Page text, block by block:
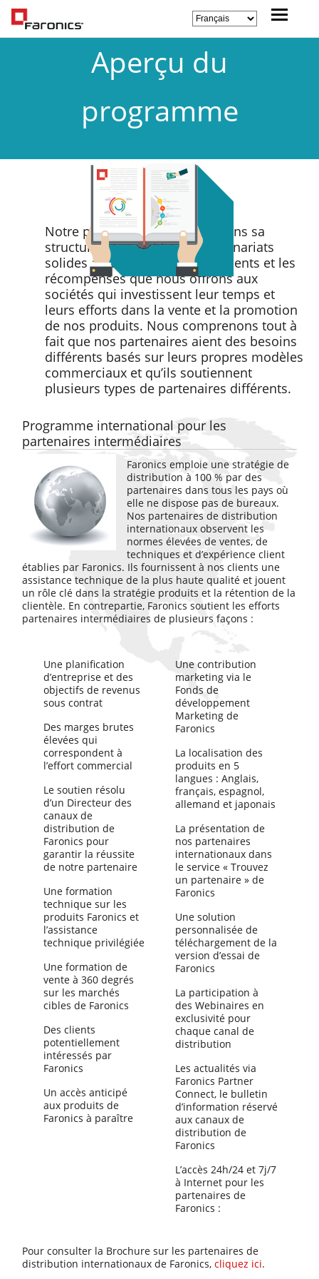
Aperçu du
programme
Notre programme est conçu dans sa
structure pour établir des partenariats
solides à travers les intéressements et les
récompenses que nous offrons aux
sociétés qui investissent leur temps et
leurs efforts dans la vente et la promotion
de nos produits. Nous comprenons tout à
fait que nos partenaires aient des besoins
différents basés sur leurs propres modèles
commerciaux et qu’ils soutiennent
plusieurs types de partenaires différents.
Programme international pour les
partenaires intermédiaires
Faronics emploie une stratégie de
distribution à 100 % par des
partenaires dans tous les pays où
elle ne dispose pas de bureaux.
Nos partenaires de distribution
internationaux observent les
normes élevées de ventes, de
techniques et d’expérience client
établies par Faronics. Ils fournissent à nos clients une
assistance technique de la plus haute qualité et jouent
un rôle clé dans la stratégie produits et la rétention de la
clientèle. En contrepartie, Faronics soutient les efforts
partenaires intermédiaires de plusieurs façons :
Une planification
d’entreprise et des
objectifs de revenus
sous contrat
Des marges brutes
élevées qui
correspondent à
l’effort commercial
Le soutien résolu
d’un Directeur des
canaux de
distribution de
Faronics pour
garantir la réussite
de notre partenaire
Une formation
technique sur les
produits Faronics et
l’assistance
technique privilégiée
Une formation de
vente à 360 degrés
sur les marchés
cibles de Faronics
Des clients
potentiellement
intéressés par
Faronics
Un accès anticipé
aux produits de
Faronics à paraître
Une contribution
marketing via le
Fonds de
développement
Marketing de
Faronics
La localisation des
produits en 5
langues : Anglais,
français, espagnol,
allemand et japonais
La présentation de
nos partenaires
internationaux dans
le service « Trouvez
un partenaire » de
Faronics
Une solution
personnalisée de
téléchargement de la
version d’essai de
Faronics
La participation à
des Webinaires en
exclusivité pour
chaque canal de
distribution
Les actualités via
Faronics Partner
Connect, le bulletin
d’information réservé
aux canaux de
distribution de
Faronics
L’accès 24h/24 et 7j/7
à Internet pour les
partenaires de
Faronics :
Pour consulter la Brochure sur les partenaires de
distribution internationaux de Faronics, cliquez ici.